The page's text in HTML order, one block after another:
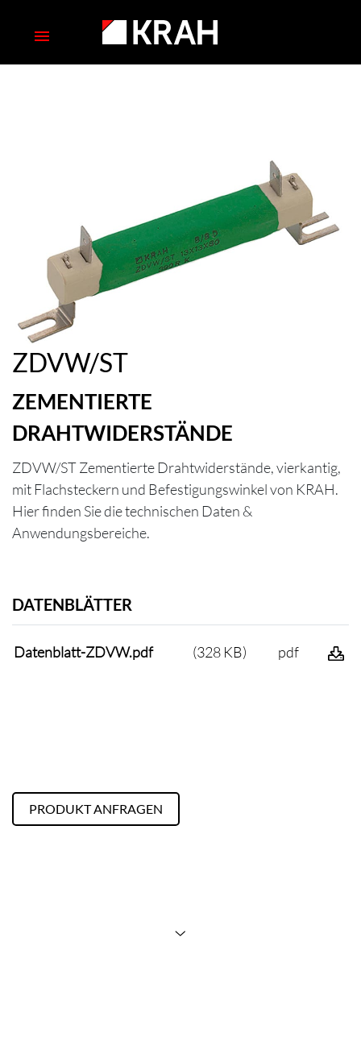
ZDVW/ST
ZEMENTIERTE
DRAHTWIDERSTÄNDE
ZDVW/ST Zementierte Drahtwiderstände, vierkantig,
mit Flachsteckern und Befestigungswinkel von KRAH.
Hier finden Sie die technischen Daten &
Anwendungsbereiche.
DATENBLÄTTER
Datenblatt-ZDVW.pdf (328 KB) pdf
PRODUKT ANFRAGEN